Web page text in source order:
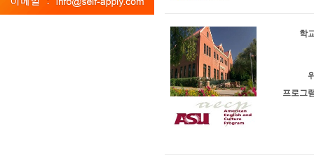
학
프로그